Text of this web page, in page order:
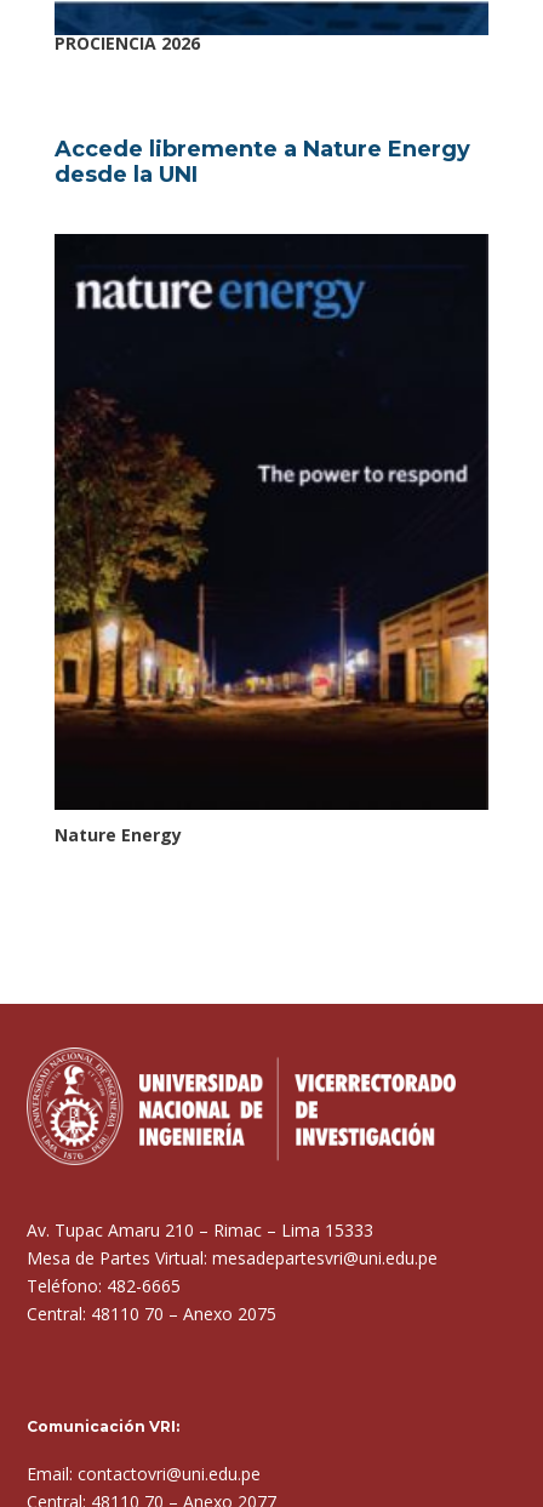
PROCIENCIA 2026
Accede libremente a Nature Energy
desde la UNI
Nature Energy
Av. Tupac Amaru 210 – Rimac – Lima 15333
Mesa de Partes Virtual: mesadepartesvri@uni.edu.pe
Teléfono: 482-6665
Central: 48110 70 – Anexo 2075
Comunicación VRI:
Email: contactovri@uni.edu.pe
Central: 48110 70 – Anexo 2077